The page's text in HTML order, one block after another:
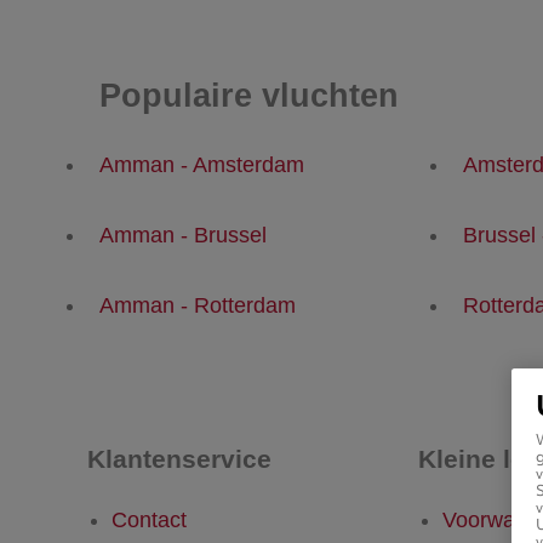
Populaire vluchten
Amman - Amsterdam
Amman - Brussel Brussel
Amman - Rotterdam
Klantenservice
Contact
Kleine